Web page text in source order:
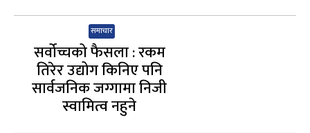
समाचार
सर्वोच्चको फैसला : रकम
तिरेर उद्योग किनिए पनि
सार्वजनिक जग्गामा निजी
स्वामित्व नहुने